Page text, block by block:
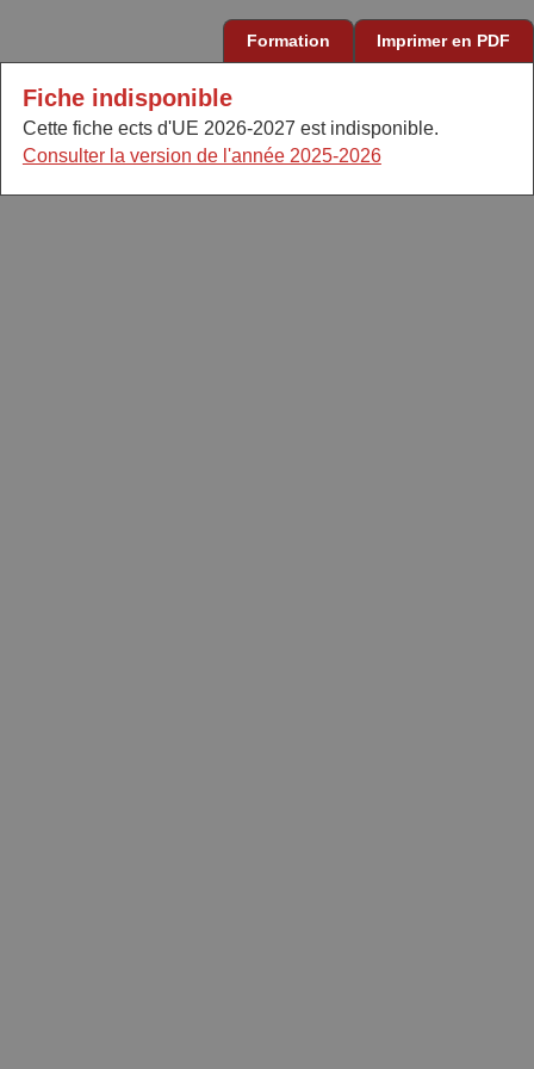
Formation Imprimer en PDF
Fiche indisponible
Cette fiche ects d'UE 2026-2027 est indisponible.
Consulter la version de l'année 2025-2026